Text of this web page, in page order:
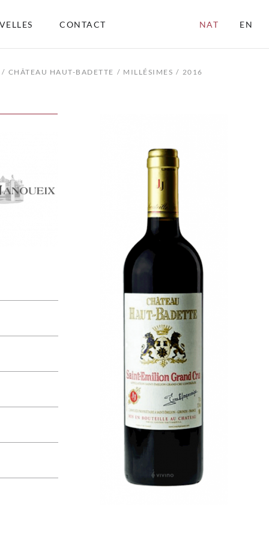
CONTACT NAT EN
CHÂTEAU HAUT-BADETTE MILLÉSIMES 2016